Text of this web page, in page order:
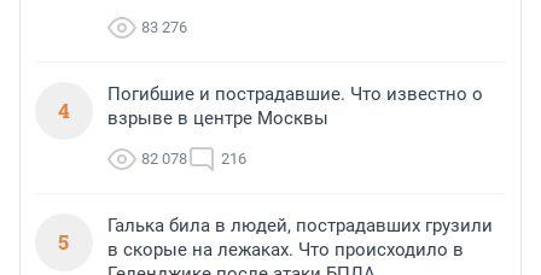
83 276
4
Погибшие и пострадавшие. Что известно о
взрыве в центре Москвы
82 078 216
5
Галька била в людей, пострадавших грузили
в скорые на лежаках. Что происходило в